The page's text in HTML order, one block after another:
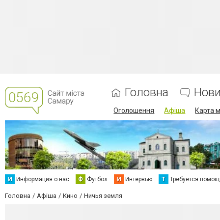
Головна
Оголошення Афіша Карта
И Информация о нас Ф Футбол И Интервью Т Требуется
Головна Афіша Кино Ничья земля